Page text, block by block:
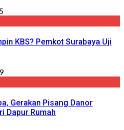
KBS? Pemkot Surabaya Uji
Gerakan Pisang Danor
Dapur Rumah